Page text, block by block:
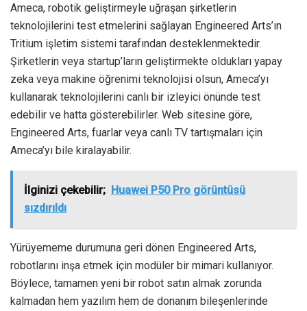
Ameca, robotik geliştirmeyle uğraşan şirketlerin
teknolojilerini test etmelerini sağlayan Engineered Arts’ın
Tritium işletim sistemi tarafından desteklenmektedir.
Şirketlerin veya startup’ların geliştirmekte oldukları yapay
zeka veya makine öğrenimi teknolojisi olsun, Ameca’yı
kullanarak teknolojilerini canlı bir izleyici önünde test
edebilir ve hatta gösterebilirler. Web sitesine göre,
Engineered Arts, fuarlar veya canlı TV tartışmaları için
Ameca’yı bile kiralayabilir.
İlginizi çekebilir; Huawei P50 Pro görüntüsü
sızdırıldı
Yürüyememe durumuna geri dönen Engineered Arts,
robotlarını inşa etmek için modüler bir mimari kullanıyor.
Böylece, tamamen yeni bir robot satın almak zorunda
kalmadan hem yazılım hem de donanım bileşenlerinde